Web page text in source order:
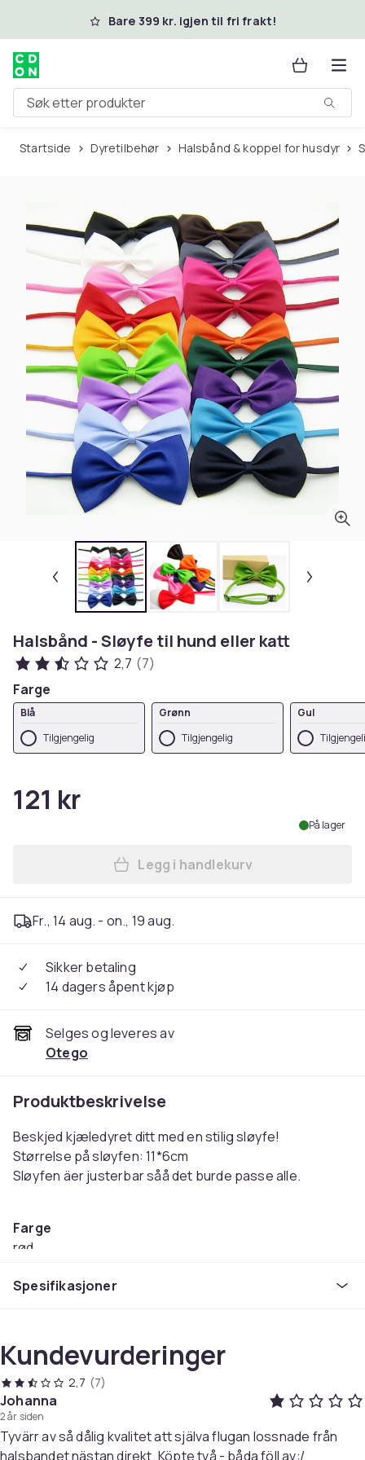
Hopp til hovedinnholdBare 399 kr. igjen til fri frakt!
Søk etter produkter
Startside Dyretilbehør Halsbånd & koppel for husdyr
Halsbånd - Sløyfe til hund eller katt
2,7 (7)
Farge
Blå
Tilgjengelig
Grønn
Tilgjengelig
Gul
121 kr
På lager
Legg Halsbånd - Sløyfe til
Legg i handlekurv
Fr., 14 aug. - on., 19 aug.
Sikker betaling
14 dagers åpent kjøp
Selges og leveres av
Otego
Produktbeskrivelse
Beskjed kjæledyret ditt med en stilig sløyfe!
Størrelse på sløyfen: 11*6cm
Sløyfen äer justerbar såå det burde passe alle.
Farge
rød
d2bbd83a-373b-4c35-95c5-58aa3b7af07d
Spesifikasjoner
Kundevurderinger
2,7 (7)
Johanna
2 år siden
Tyvärr av så dålig kvalitet att själva flugan lossnade från
halsbandet nästan direkt. Köpte två - båda föll av:/